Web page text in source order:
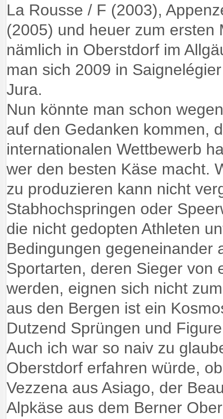
La Rousse / F (2003),
(2005) und heuer zum ersten
nämlich in Oberstdorf im
man sich 2009 in
Jura.
Nun könnte man schon
auf den Gedanken kommen,
internationalen Wettbewerb
wer den besten Käse macht.
zu produzieren kann nicht
Stabhochspringen oder
die nicht gedopten Athleten
Bedingungen gegeneinander
Sportarten, deren Sieger von
werden, eignen sich nicht
aus den Bergen ist ein
Dutzend Sprüngen und
Auch ich war so naiv zu
Oberstdorf erfahren würde,
Vezzena aus Asiago, der
Alpkäse aus dem Berner